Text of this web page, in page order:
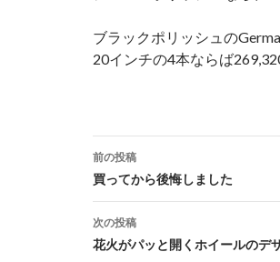
ブラックポリッシュの
20インチの4本ならば
投
稿
ナ
ビ
前の投稿
買ってから後悔しました
次の投稿
花火がパッと開くホイールのデ